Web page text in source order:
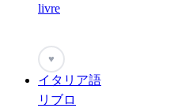
livre
♥
イタリア語
リブロ